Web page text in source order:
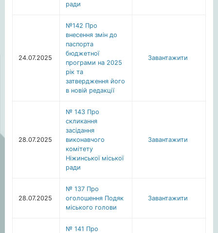
ради
24.07.2025
№142 Про
внесення змін до
паспорта
бюджетної
програми на 2025
рік та
затвердження його
в новій редакції
Завантажити
28.07.2025
№ 143 Про
скликання
засідання
виконавчого
комітету
Ніжинської міської
ради
Завантажити
28.07.2025
№ 137 Про
оголошення Подяк
міського голови
Завантажити
№ 141 Про